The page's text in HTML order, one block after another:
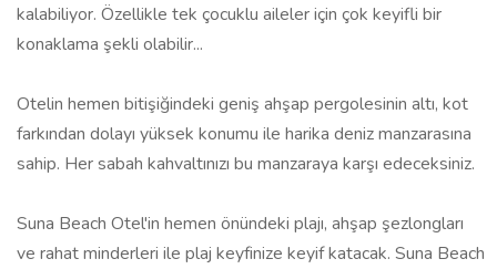
kalabiliyor. Özellikle tek çocuklu aileler için çok keyifli bir
konaklama şekli olabilir...
Otelin hemen bitişiğindeki geniş ahşap pergolesinin altı, kot
farkından dolayı yüksek konumu ile harika deniz manzarasına
sahip. Her sabah kahvaltınızı bu manzaraya karşı edeceksiniz.
Suna Beach Otel'in hemen önündeki plajı, ahşap şezlongları
ve rahat minderleri ile plaj keyfinize keyif katacak. Suna Beach